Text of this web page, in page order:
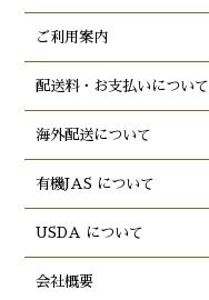
ご利用案内
配送料・お支払いについて
海外配送について
有機JAS について
USDA について
会社概要